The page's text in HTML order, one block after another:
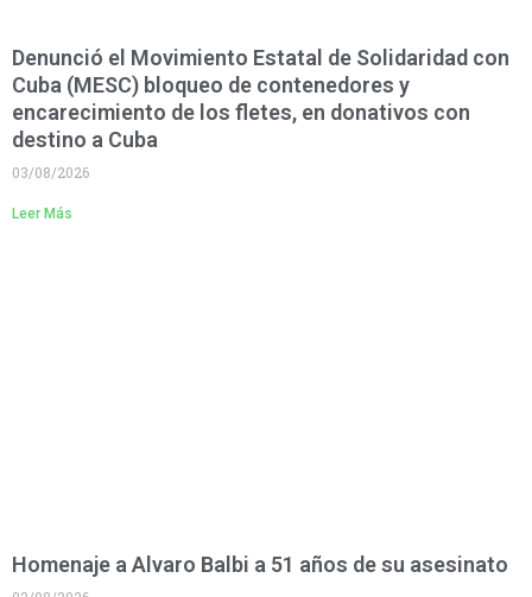
Denunció el Movimiento Estatal de Solidaridad con
Cuba (MESC) bloqueo de contenedores y
encarecimiento de los fletes, en donativos con
destino a Cuba
03/08/2026
Leer Más
Homenaje a Alvaro Balbi a 51 años de su asesinato